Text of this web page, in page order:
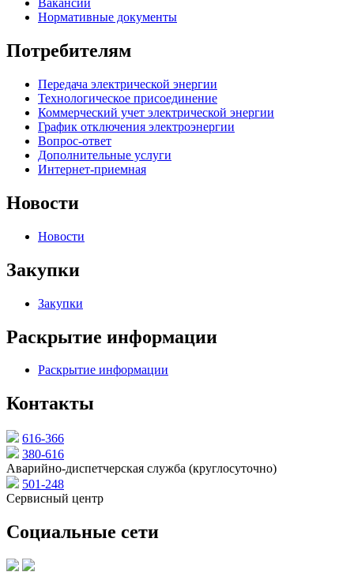
Вакансии
Нормативные документы
Потребителям
Передача электрической энергии
Технологическое присоединение
Коммерческий учет электрической энергии
График отключения электроэнергии
Вопрос-ответ
Дополнительные услуги
Интернет-приемная
Новости
Новости
Закупки
Закупки
Раскрытие информации
Раскрытие информации
Контакты
616-366
380-616
Аварийно-диспетчерская служба (круглосуточно)
501-248
Сервисный центр
Социальные сети